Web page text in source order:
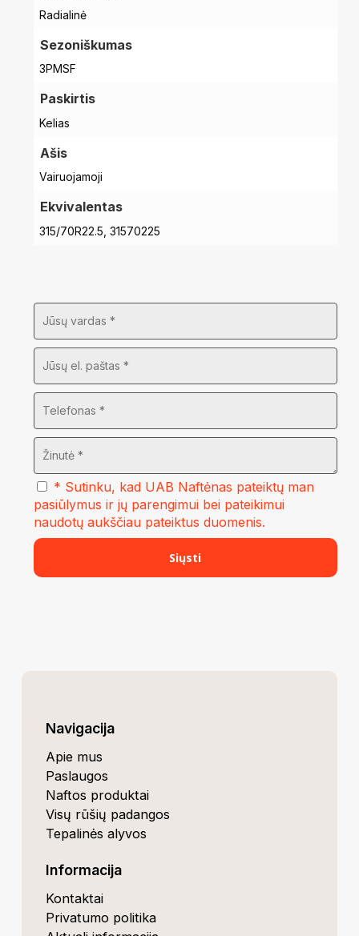
Radialinė
Sezoniškumas
3PMSF
Paskirtis
Kelias
Ašis
Vairuojamoji
Ekvivalentas
315/70R22.5, 31570225
* Sutinku, kad UAB Naftėnas pateiktų man
pasiūlymus ir jų parengimui bei pateikimui
naudotų aukščiau pateiktus duomenis.
Navigacija
Apie mus
Paslaugos
Naftos produktai
Visų rūšių padangos
Tepalinės alyvos
Informacija
Kontaktai
Privatumo politika